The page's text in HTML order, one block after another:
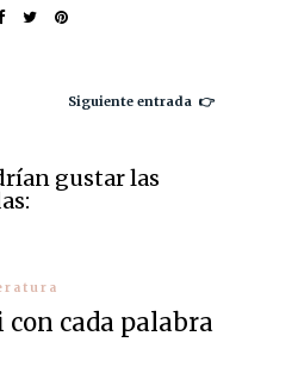
Siguiente entrada 👉
gustar las
con cada palabra